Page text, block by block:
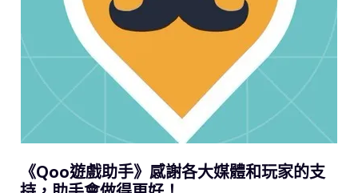
《Qoo遊戲助手》感謝各大媒體和玩家的支